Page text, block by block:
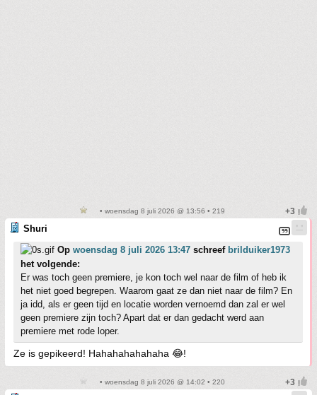
• woensdag 8 juli 2026 @ 13:56 • 219
Shuri
Op woensdag 8 juli 2026 13:47 schreef brilduiker1973
het volgende:
Er was toch geen premiere, je kon toch wel naar de film of heb ik
het niet goed begrepen. Waarom gaat ze dan niet naar de film? En
ja idd, als er geen tijd en locatie worden vernoemd dan zal er wel
geen premiere zijn toch? Apart dat er dan gedacht werd aan
premiere met rode loper.
Ze is gepikeerd! Hahahahahahaha 😂!
• woensdag 8 juli 2026 @ 14:02 • 220